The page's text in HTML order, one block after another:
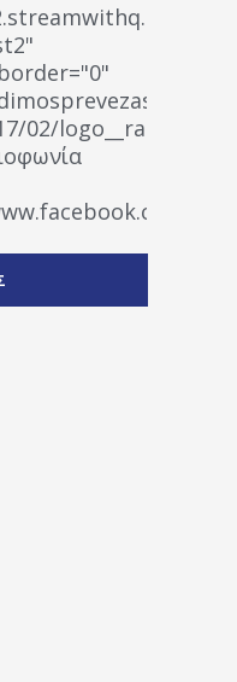
wp-
02/
]